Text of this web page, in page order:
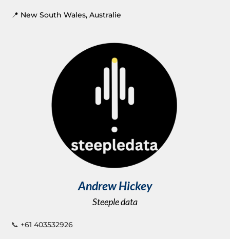
📍 New South Wales, Australie
Andrew Hickey
Steeple data
📞 +61403532926